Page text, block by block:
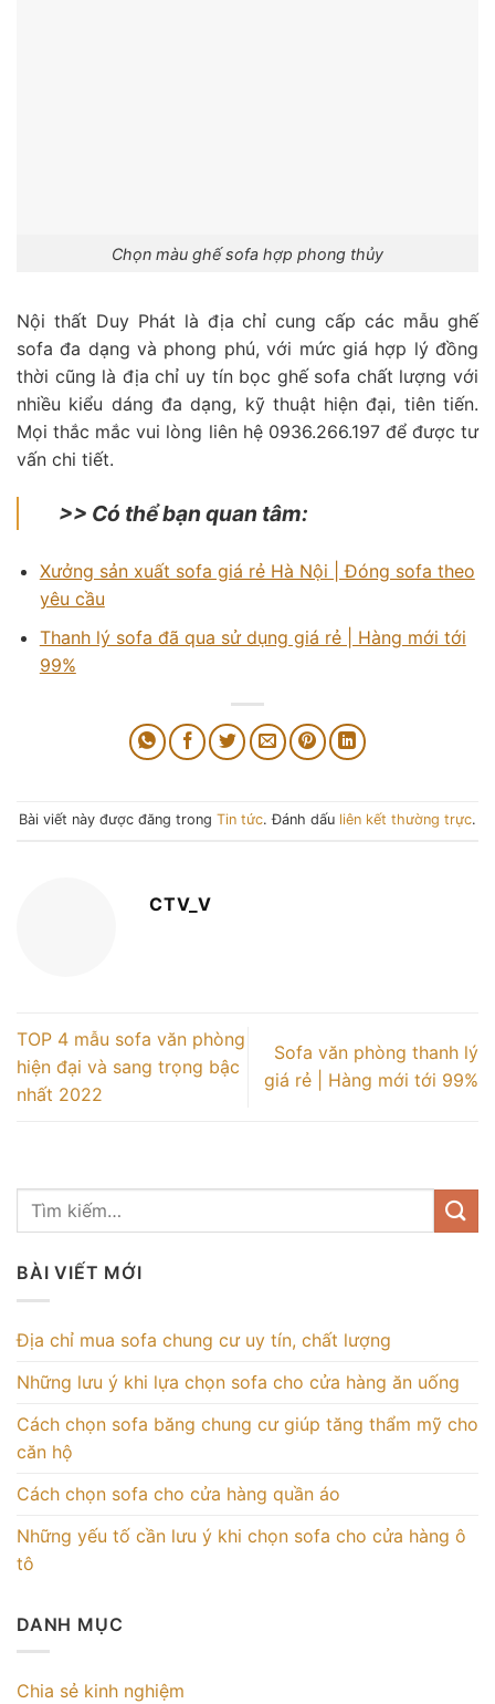
Chọn màu ghế sofa hợp phong thủy
Nội thất Duy Phát là địa chỉ cung cấp các mẫu ghế
sofa đa dạng và phong phú, với mức giá hợp lý đồng
thời cũng là địa chỉ uy tín bọc ghế sofa chất lượng với
nhiều kiểu dáng đa dạng, kỹ thuật hiện đại, tiên tiến.
Mọi thắc mắc vui lòng liên hệ 0936.266.197 để được tư
vấn chi tiết.
>> Có thể bạn quan tâm:
Xưởng sản xuất sofa giá rẻ Hà Nội | Đóng sofa theo
yêu cầu
Thanh lý sofa đã qua sử dụng giá rẻ | Hàng mới tới
99%
Bài viết này được đăng trong Tin tức. Đánh dấu liên kết thường trực.
CTV_V
TOP 4 mẫu sofa văn phòng
hiện đại và sang trọng bậc
nhất 2022
Sofa văn phòng thanh lý
giá rẻ | Hàng mới tới 99%
BÀI VIẾT MỚI
Địa chỉ mua sofa chung cư uy tín, chất lượng
Những lưu ý khi lựa chọn sofa cho cửa hàng ăn uống
Cách chọn sofa băng chung cư giúp tăng thẩm mỹ cho
căn hộ
Cách chọn sofa cho cửa hàng quần áo
Những yếu tố cần lưu ý khi chọn sofa cho cửa hàng ô
tô
DANH MỤC
Chia sẻ kinh nghiệm